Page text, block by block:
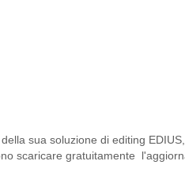
sua soluzione di editing
scaricare gratuitamente